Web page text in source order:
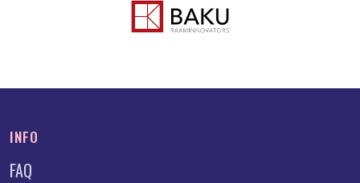
INFO
FAQ